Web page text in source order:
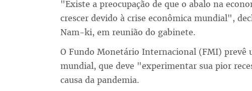
"Existe a preocupação de que o abalo na
crescer devido à crise econômica mundial",
Nam-ki, em reunião do gabinete.
O Fundo Monetário Internacional (FMI) prevê
mundial, que deve "experimentar sua pior
causa da pandemia.